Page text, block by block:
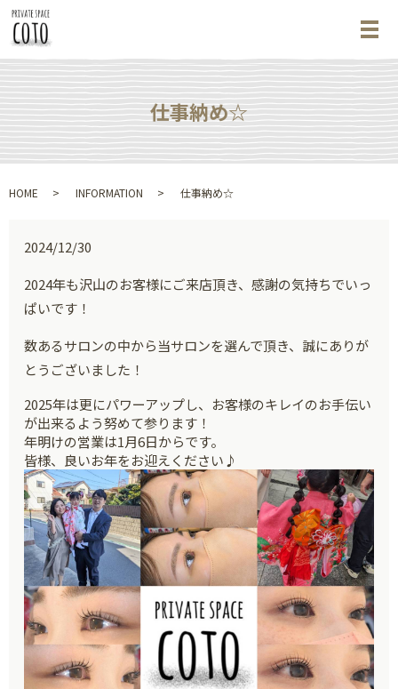
メ
仕事納め☆
HOME INFORMATION 仕事納め☆
2024/12/30
2024年も沢山のお客様にご来店頂き、感謝の気持ちでいっ
ぱいです！
数あるサロンの中から当サロンを選んで頂き、誠にありが
とうございました！
2025年は更にパワーアップし、お客様のキレイのお手伝い
が出来るよう努めて参ります！
年明けの営業は1月6日からです。
皆様、良いお年をお迎えください♪